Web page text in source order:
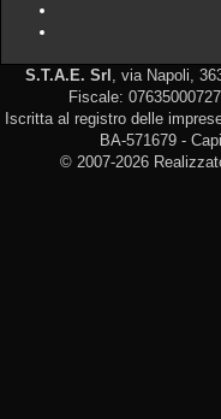
S.T.A.E. Srl
, via Napoli,
Fiscale:
Iscritta al registro delle
BA-571679 -
© 2007-2026